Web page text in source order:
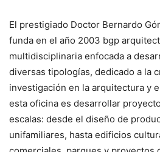
El prestigiado Doctor Bernardo
funda en el año 2003 bgp
multidisciplinaria enfocada a
diversas tipologías, dedicado a la
investigación en la arquitectura y
esta oficina es desarrollar
escalas: desde el diseño de
unifamiliares, hasta edificios